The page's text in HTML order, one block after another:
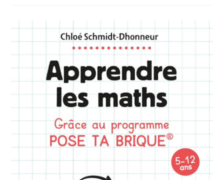
–
Des
Pistes
D’analyse
De
Solution